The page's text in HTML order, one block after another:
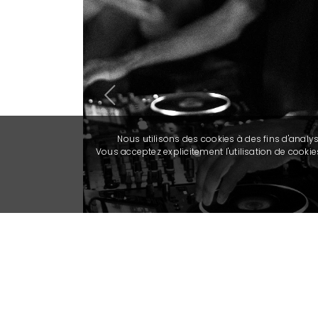
Previous
Nous utilisons des cookies à des fins
Vous acceptez explicitement l'utilisation de